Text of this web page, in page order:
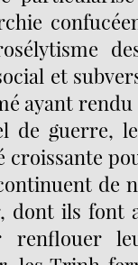
et
ayant
de guerre,
de
dont ils font
renflouer